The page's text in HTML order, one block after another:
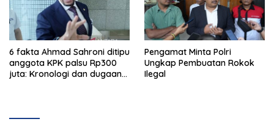
6 fakta Ahmad Sahroni ditipu
anggota KPK palsu Rp300
juta: Kronologi dan dugaan
Pengamat Minta Polri
Ungkap Pembuatan Rokok
Ilegal